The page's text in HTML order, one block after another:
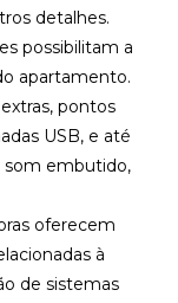
detalhes.
possibilitam a
apartamento.
pontos
USB, e até
embutido,
oferecem
à
de sistemas